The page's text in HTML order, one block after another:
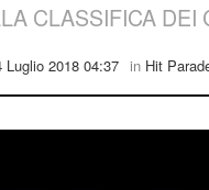
CLASSIFICA
Luglio 2018 04:37 in Hit